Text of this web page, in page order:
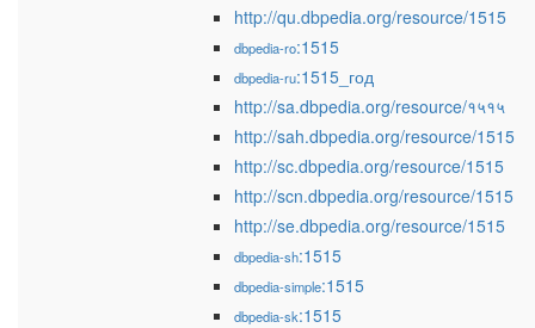
http://qu.dbpedia.org/resource/1515
dbpedia-ro:1515
dbpedia-ru:1515_год
http://sa.dbpedia.org/resource/१५१५
http://sah.dbpedia.org/resource/1515
http://sc.dbpedia.org/resource/1515
http://scn.dbpedia.org/resource/1515
http://se.dbpedia.org/resource/1515
dbpedia-sh:1515
dbpedia-simple:1515
dbpedia-sk:1515